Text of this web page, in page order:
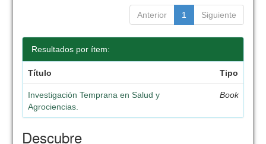
Anterior 1 Siguiente
Resultados por ítem:
Título Tipo
Investigación Temprana en Salud y
Agrociencias.
Book
Descubre